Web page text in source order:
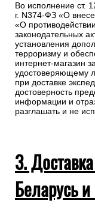
Во исполнение ст.
г. N374-ФЗ «О
«О
законодательных
установления
терроризму и
интернет-магазин
удостоверяющему
при доставке
достоверность
информации и
разглашать и не
3.
Беларусь